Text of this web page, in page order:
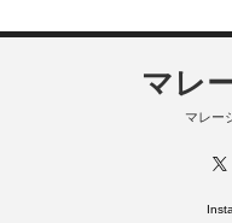
マレ
マレー
RSS